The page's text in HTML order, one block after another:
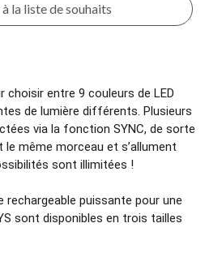
la liste de souhaits
entre 9 couleurs de LED
de lumière différents. Plusieurs
via la fonction SYNC, de sorte
le même morceau et s’allument
sont illimitées !
rechargeable puissante pour une
sont disponibles en trois tailles